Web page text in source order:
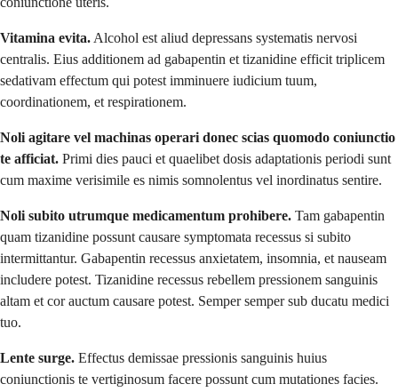
Vitamina evita. Alcohol est aliud depressans systematis nervosi
centralis. Eius additionem ad gabapentin et tizanidine efficit triplicem
sedativam effectum qui potest imminuere iudicium tuum,
coordinationem, et respirationem.
Noli agitare vel machinas operari donec scias quomodo coniunctio
te afficiat. Primi dies pauci et quaelibet dosis adaptationis periodi sunt
cum maxime verisimile es nimis somnolentus vel inordinatus sentire.
Noli subito utrumque medicamentum prohibere. Tam gabapentin
quam tizanidine possunt causare symptomata recessus si subito
intermittantur. Gabapentin recessus anxietatem, insomnia, et nauseam
includere potest. Tizanidine recessus rebellem pressionem sanguinis
altam et cor auctum causare potest. Semper semper sub ducatu medici
tuo.
Lente surge. Effectus demissae pressionis sanguinis huius
coniunctionis te vertiginosum facere possunt cum mutationes facies.